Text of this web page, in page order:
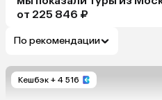
от 225 846 ₽
По рекомендации
Кешбэк + 4 516